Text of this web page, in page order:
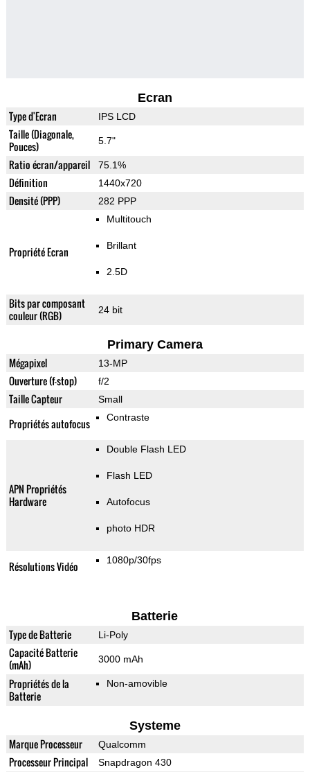
Ecran
Type d'Ecran IPS LCD
Taille (Diagonale,
Pouces)
5.7"
Ratio écran/appareil 75.1%
Définition 1440x720
Densité (PPP) 282 PPP
Propriété Ecran
Multitouch
Brillant
2.5D
Bits par composant
couleur (RGB)
24 bit
Primary Camera
Mégapixel 13-MP
Ouverture (f-stop) f/2
Taille Capteur Small
Propriétés autofocus Contraste
APN Propriétés
Hardware
Double Flash LED
Flash LED
Autofocus
photo HDR
Résolutions Vidéo 1080p/30fps
Batterie
Type de Batterie Li-Poly
Capacité Batterie
(mAh)
3000 mAh
Propriétés de la
Batterie
Non-amovible
Systeme
Marque Processeur Qualcomm
Processeur Principal Snapdragon 430